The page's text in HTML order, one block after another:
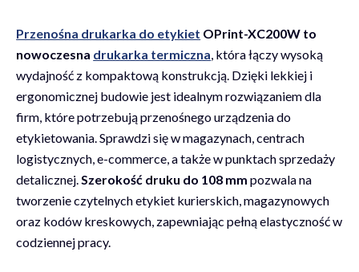
Przenośna drukarka do etykiet OPrint-XC200W to
nowoczesna drukarka termiczna , która łączy wysoką
wydajność z kompaktową konstrukcją. Dzięki lekkiej i
ergonomicznej budowie jest idealnym rozwiązaniem dla
firm, które potrzebują przenośnego urządzenia do
etykietowania. Sprawdzi się w magazynach, centrach
logistycznych, e-commerce, a także w punktach sprzedaży
detalicznej. Szerokość druku do 108 mm pozwala na
tworzenie czytelnych etykiet kurierskich, magazynowych
oraz kodów kreskowych, zapewniając pełną elastyczność w
codziennej pracy.